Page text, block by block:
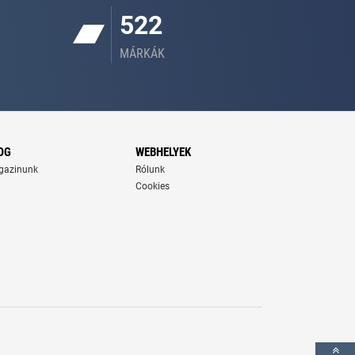
522
MÁRKÁK
WEBHELYEK
Rólunk
Cookies